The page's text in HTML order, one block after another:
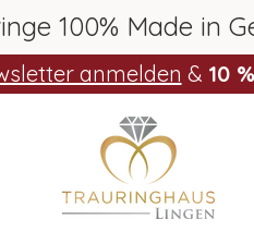
100% Made in
anmelden & 10